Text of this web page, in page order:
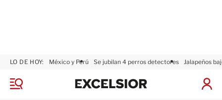
M
LO DE HOY: México y Perú Se jubilan 4 perros detectores Jalapeños
I
x